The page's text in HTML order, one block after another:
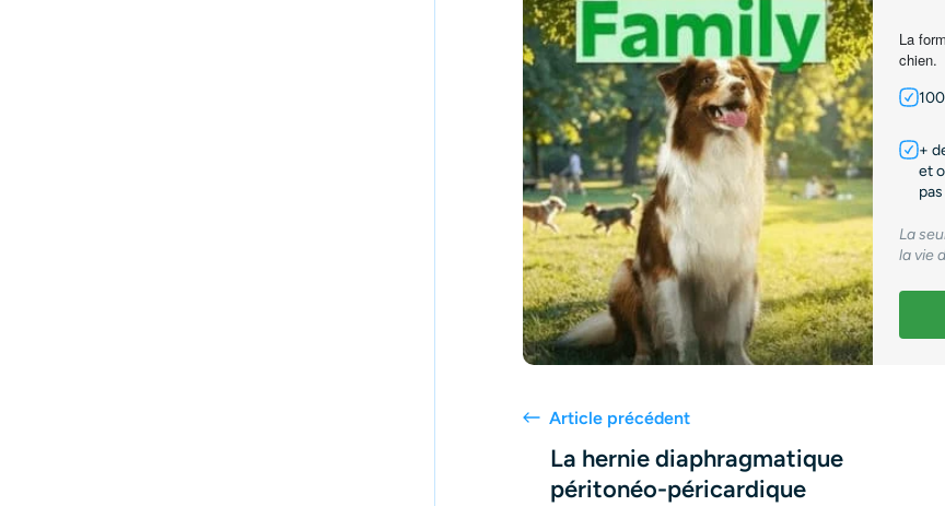
La
chien.
+
et
pas
La
la vie
Article précédent
La hernie diaphragmatique
péritonéo-péricardique